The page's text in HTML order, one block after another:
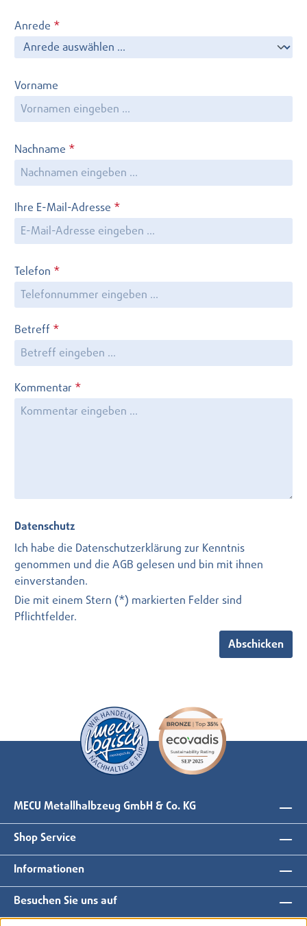
Anrede *
Vorname
Nachname *
Ihre E-Mail-Adresse *
Telefon *
Betreff *
Kommentar *
Datenschutz
Ich habe die Datenschutzerklärung zur Kenntnis
genommen und die AGB gelesen und bin mit ihnen
einverstanden.
Die mit einem Stern (*) markierten Felder sind
Pflichtfelder.
Abschicken
MECU Metallhalbzeug GmbH & Co. KG
Shop Service
Informationen
Besuchen Sie uns auf